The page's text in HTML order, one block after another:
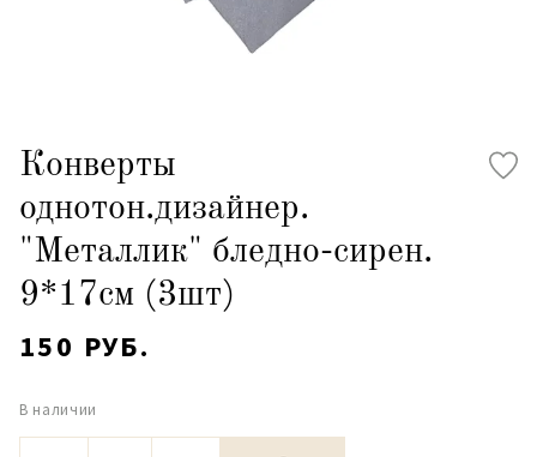
Конверты
однотон.дизайнер.
"Металлик" бледно-сирен.
9*17см (3шт)
150 РУБ.
В наличии